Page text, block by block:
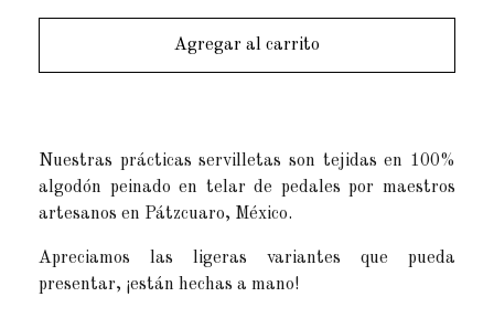
Agregar al carrito
Nuestras prácticas servilletas son tejidas en 100%
algodón peinado en telar de pedales por maestros
artesanos en Pátzcuaro, México.
Apreciamos las ligeras variantes que pueda
presentar, ¡están hechas a mano!